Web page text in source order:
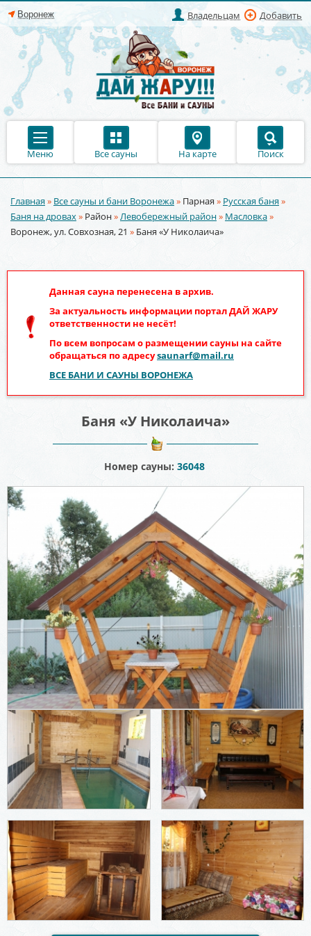
Владельцам Добавить
Меню Все сауны На карте Поиск
Вы здесь
Главная» Все сауны и бани Воронежа» Парная» Русская баня»
Баня на дровах» Район» Левобережный район» Масловка»
Воронеж, ул. Совхозная, 21 » Баня «У Николаича»
Данная сауна перенесена в архив.
За актуальность информации порталДАЙ ЖАРУ
ответственности не несёт!
По всем вопросам о размещении сауны на сайте
обращаться по адресуsaunarf@mail.ru
ВСЕ БАНИ И САУНЫ ВОРОНЕЖА
Баня «У Николаича»
Номер сауны: 36048